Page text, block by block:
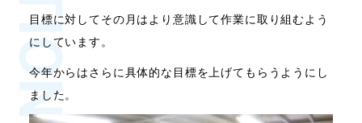
目標に対してその月はより意識して作業に取り組むよう
にしています。
今年からはさらに具体的な目標を上げてもらうようにし
ました。